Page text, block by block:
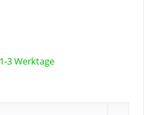
3 Werktage